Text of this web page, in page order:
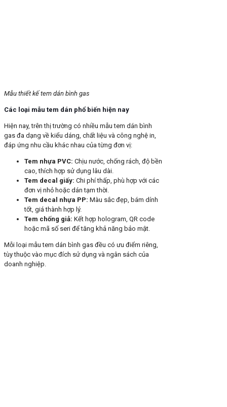
Mẫu thiết kế tem dán bình gas
Các loại mẫu tem dán phổ biến hiện nay
Hiện nay, trên thị trường có nhiều mẫu tem dán bình
gas đa dạng về kiểu dáng, chất liệu và công nghệ in,
đáp ứng nhu cầu khác nhau của từng đơn vị:
Tem nhựa PVC: Chịu nước, chống rách, độ bền
cao, thích hợp sử dụng lâu dài.
Tem decal giấy: Chi phí thấp, phù hợp với các
đơn vị nhỏ hoặc dán tạm thời.
Tem decal nhựa PP: Màu sắc đẹp, bám dính
tốt, giá thành hợp lý.
Tem chống giả: Kết hợp hologram, QR code
hoặc mã số seri để tăng khả năng bảo mật.
Mỗi loại mẫu tem dán bình gas đều có ưu điểm riêng,
tùy thuộc vào mục đích sử dụng và ngân sách của
doanh nghiệp.